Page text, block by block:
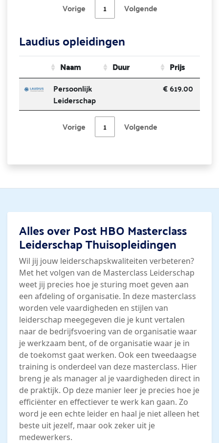
Vorige 1 Volgende
Laudius opleidingen
Naam Duur
Prijs
Persoonlijk
Leiderschap
€ 619.00
Vorige 1 Volgende
Alles over Post HBO Masterclass
Leiderschap Thuisopleidingen
Wil jij jouw leiderschapskwaliteiten verbeteren?
Met het volgen van de Masterclass Leiderschap
weet jij precies hoe je sturing moet geven aan
een afdeling of organisatie. In deze masterclass
worden vele vaardigheden en stijlen van
leiderschap meegegeven die je kunt vertalen
naar de bedrijfsvoering van de organisatie waar
je werkzaam bent, of de organisatie waar je in
de toekomst gaat werken. Ook een tweedaagse
training is onderdeel van deze masterclass. Hier
breng je als manager al je vaardigheden direct in
de praktijk. Op deze manier leer je precies hoe je
efficiënter en effectiever te werk kan gaan. Zo
word je een echte leider en haal je niet alleen het
beste uit jezelf, maar ook zeker uit je
medewerkers.